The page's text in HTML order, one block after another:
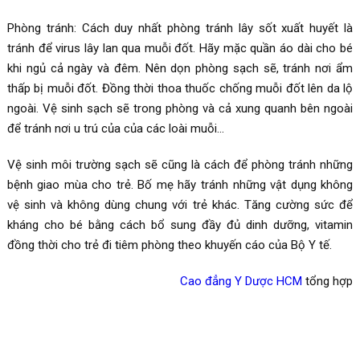
Phòng tránh: Cách duy nhất phòng tránh lây sốt xuất huyết là
tránh để virus lây lan qua muỗi đốt. Hãy mặc quần áo dài cho bé
khi ngủ cả ngày và đêm. Nên dọn phòng sạch sẽ, tránh nơi ẩm
thấp bị muỗi đốt. Đồng thời thoa thuốc chống muỗi đốt lên da lộ
ngoài. Vệ sinh sạch sẽ trong phòng và cả xung quanh bên ngoài
để tránh nơi u trú của của các loài muỗi…
Vệ sinh môi trường sạch sẽ cũng là cách để phòng tránh những
bệnh giao mùa cho trẻ. Bố mẹ hãy tránh những vật dụng không
vệ sinh và không dùng chung với trẻ khác. Tăng cường sức để
kháng cho bé bằng cách bổ sung đầy đủ dinh dưỡng, vitamin
đồng thời cho trẻ đi tiêm phòng theo khuyến cáo của Bộ Y tế.
Cao đẳng Y Dược HCM tổng hợp